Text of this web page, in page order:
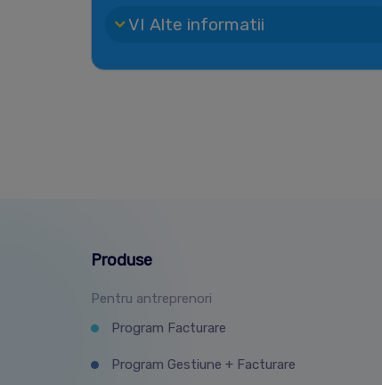
VI Alte informatii
Produse
Pentru antreprenori
Program Facturare
Program Gestiune + Facturare